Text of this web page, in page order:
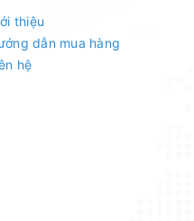
thiệu
dẫn mua hàng
hệ